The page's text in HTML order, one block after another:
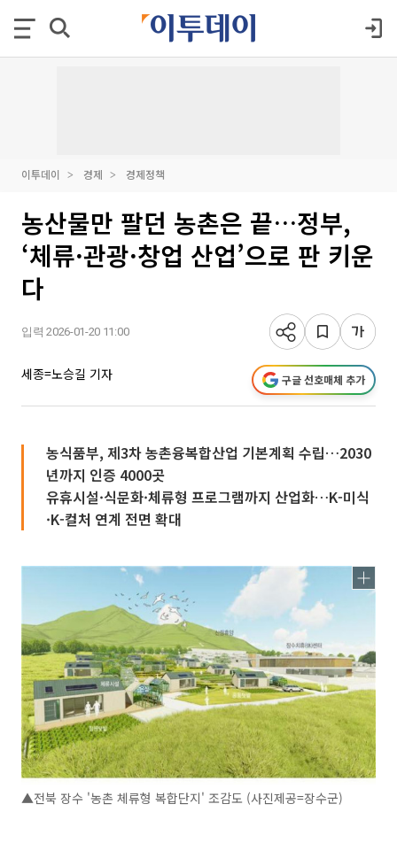
이투데이 경제 경제정책
농산물만 팔던 농촌은 끝…정부,
‘체류·관광·창업 산업’으로 판 키운
다
입력 2026-01-20 11:00
세종=노승길 기자 구글 선호매체 추가
농식품부, 제3차 농촌융복합산업 기본계획 수립…2030
년까지 인증 4000곳
유휴시설·식문화·체류형 프로그램까지 산업화…K-미식
·K-컬처 연계 전면 확대
▲전북 장수 '농촌 체류형 복합단지' 조감도 (사진제공=장수군)